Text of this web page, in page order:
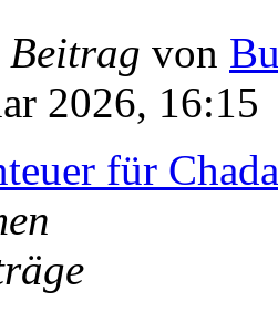
Beitrag von
2026, 16:15
für